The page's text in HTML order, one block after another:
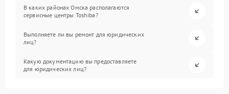
В каких районах Омска располагаются
сервисные центры Toshiba?
Выполняете ли вы ремонт для юридических
лиц?
Какую документацию вы предоставляете
для юридических лиц?